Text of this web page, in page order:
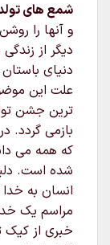
شمع های
و آنها را
دیگر از
دنیای
علت این
بازمی گردد.
که همه می
شده است.
انسان به
مراسم یک
خبری از کیک